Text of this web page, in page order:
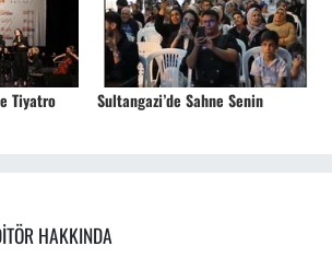
Tiyatro Sultangazi’de Sahne Senin
HAKKINDA